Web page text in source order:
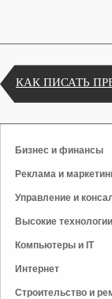
КАК ПИСАТЬ
Бизнес и финансы
Реклама и
Управление и
Высокие технологии
Компьютеры и IT
Интернет
Строительство и